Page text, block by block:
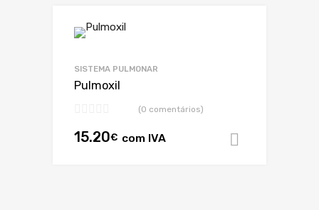
SISTEMA PULMONAR
Pulmoxil
(0 comentários)
15.20€ com IVA